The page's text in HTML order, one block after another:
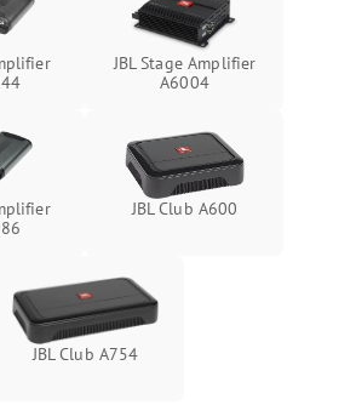
JBL Stage Amplifier
A6004
JBL Club A600
JBL Club A754